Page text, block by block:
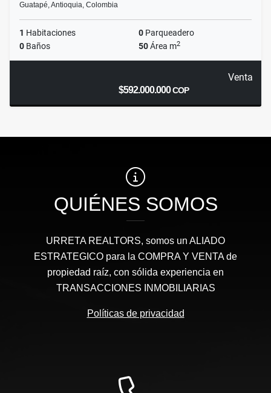
Guatapé, Antioquia, Colombia
1 Habitaciones 0 Parqueadero
0 Baños 50Área m2
Venta
$592.000.000COP
QUIÉNES SOMOS
URRETA REALTORS, somos un ALIADO
ESTRATEGICO para la COMPRA Y VENTA de
propiedad raíz, con sólida experiencia en
TRANSACCIONES INMOBILIARIAS
Políticas de privacidad